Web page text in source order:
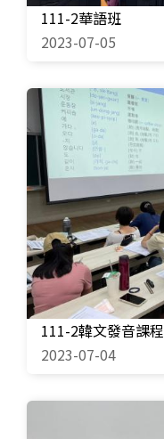
111-2華語班
2023-07-05
111-2韓文發音課程
2023-07-04